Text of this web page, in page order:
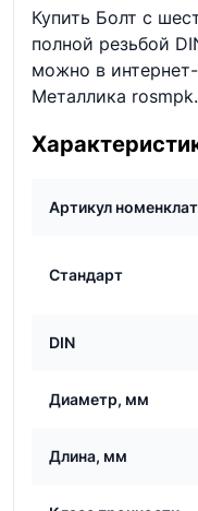
Купить Болт с
полной резьбой
можно в
Металлика
Артикул
Стандарт
DIN
Диаметр, мм
Длина, мм